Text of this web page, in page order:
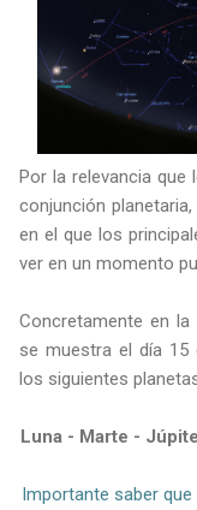
Por la relevancia
conjunción
en el que los
ver en un momento
Concretamente en la
se muestra el día 15
los siguientes
Luna - Marte -
Importante saber